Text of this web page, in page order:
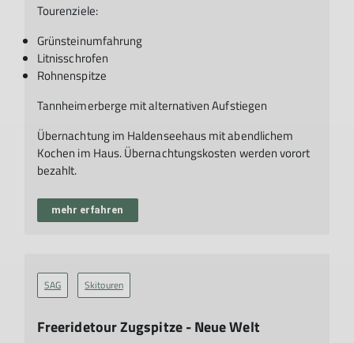
Tourenziele:
Grünsteinumfahrung
Litnisschrofen
Rohnenspitze
Tannheimerberge mit alternativen Aufstiegen
Übernachtung im Haldenseehaus mit abendlichem
Kochen im Haus. Übernachtungskosten werden vorort
bezahlt.
mehr erfahren
SAG Skitouren
Freeridetour Zugspitze - Neue Welt